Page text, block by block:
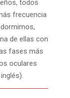
todos
frecuencia
de ellas con
fases más
oculares